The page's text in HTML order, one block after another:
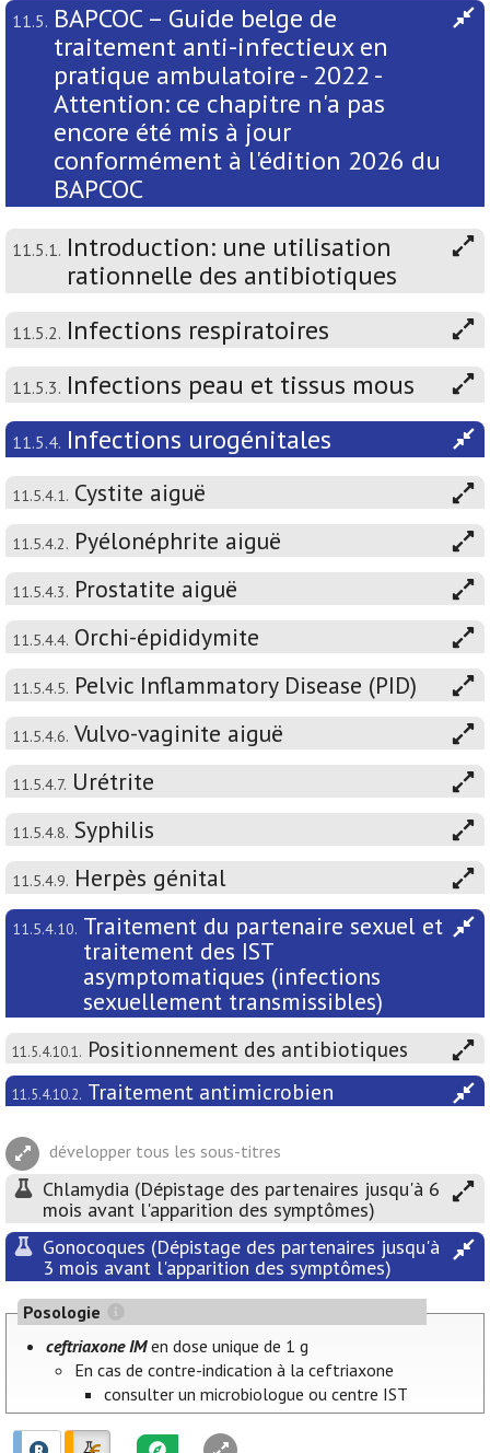
11.5. BAPCOC – Guide belge de
traitement anti-infectieux en
pratique ambulatoire - 2022 -
Attention: ce chapitre n'a pas
encore été mis à jour
conformément à l'édition 2026 du
BAPCOC
11.5.1. Introduction: une utilisation
rationnelle des antibiotiques
11.5.2. Infections respiratoires
11.5.3. Infections peau et tissus mous
11.5.4. Infections urogénitales
11.5.4.1. Cystite aiguë
11.5.4.2. Pyélonéphrite aiguë
11.5.4.3. Prostatite aiguë
11.5.4.4. Orchi-épididymite
11.5.4.5. Pelvic Inflammatory Disease (PID)
11.5.4.6. Vulvo-vaginite aiguë
11.5.4.7. Urétrite
11.5.4.8. Syphilis
11.5.4.9. Herpès génital
11.5.4.10. Traitement du partenaire sexuel et
traitement des IST
asymptomatiques (infections
sexuellement transmissibles)
11.5.4.10.1. Positionnement des antibiotiques
11.5.4.10.2. Traitement antimicrobien
développer tous les sous-titres
Chlamydia (Dépistage des partenaires jusqu'à 6
mois avant l'apparition des symptômes)
Gonocoques (Dépistage des partenaires jusqu'à
3 mois avant l'apparition des symptômes)
Posologie
ceftriaxone IMen dose unique de 1 g
En cas de contre-indication à la ceftriaxone
consulter un microbiologue ou centre IST